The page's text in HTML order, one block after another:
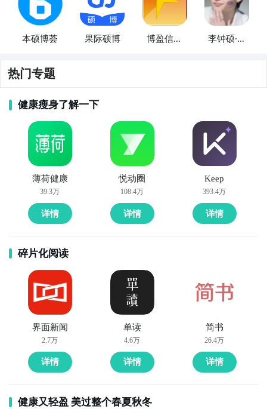
本硕博荟 果际硕博
博盈信息
李钟硕·二
热门专题
健康瘦身了解一下
薄荷健康
39.3万
详情
悦动圈
108.4万
详情
Keep
393.4万
详情
碎片化阅读
界面新闻
2.7万
详情
单读
4.6万
详情
简书
26.4万
详情
健康又轻盈 美过整个春夏秋冬